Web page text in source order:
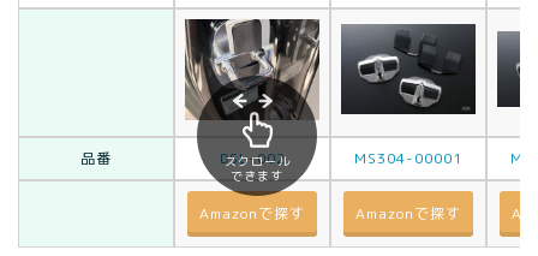
品番 DSL-002 MS304-00001
Amazonで探す Amazonで探す
スクロール
できます